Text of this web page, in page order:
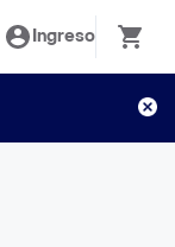
Ingreso